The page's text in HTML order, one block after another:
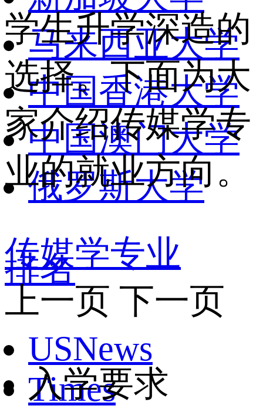
马来西亚大学
中国香港大学
中国澳门大学
俄罗斯大学
排名
USNews
Times
学生升学深造的
选择。下面为大
家介绍传媒学专
业的就业方向。
传媒学专业
上一页 下一页
入学要求